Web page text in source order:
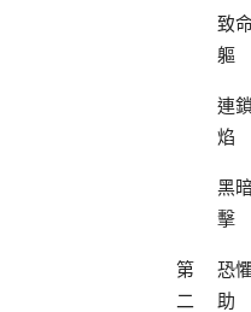
致
軀
連
焰
黑
擊
第
二
恐
助